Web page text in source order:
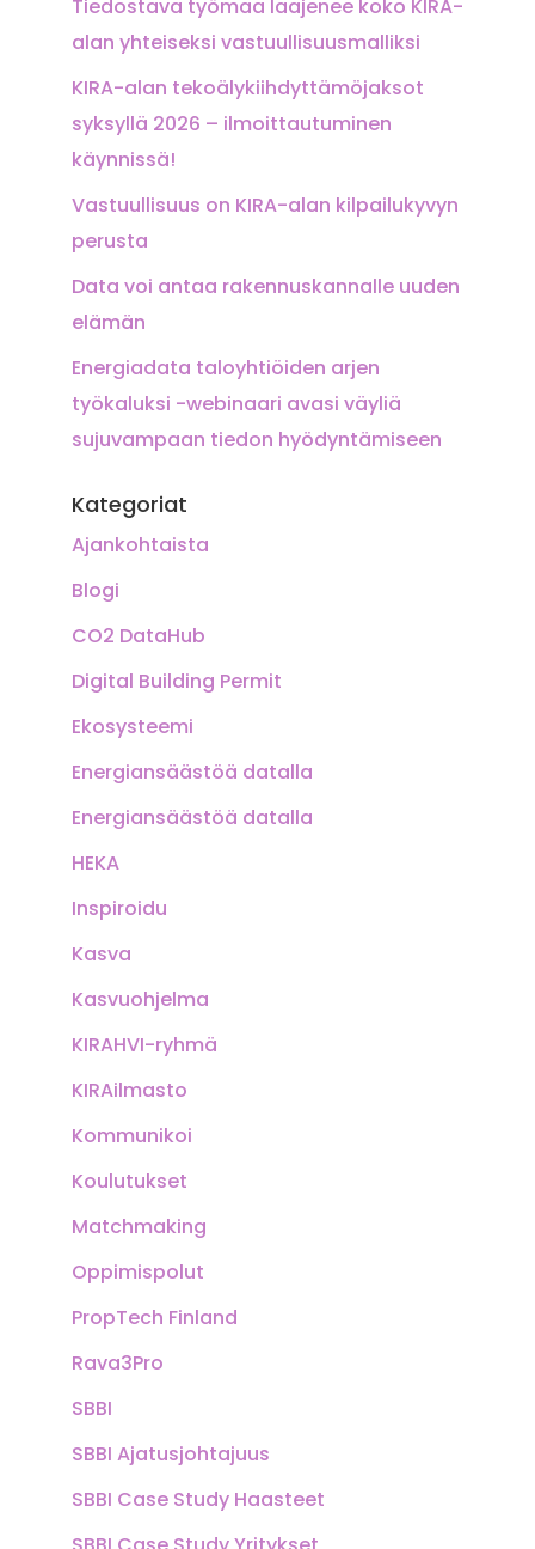
Tiedostava työmaa laajenee koko KIRA-
alan yhteiseksi vastuullisuusmalliksi
KIRA-alan tekoälykiihdyttämöjaksot
syksyllä 2026 – ilmoittautuminen
käynnissä!
Vastuullisuus on KIRA-alan kilpailukyvyn
perusta
Data voi antaa rakennuskannalle uuden
elämän
Energiadata taloyhtiöiden arjen
työkaluksi -webinaari avasi väyliä
sujuvampaan tiedon hyödyntämiseen
Kategoriat
Ajankohtaista
Blogi
CO2 DataHub
Digital Building Permit
Ekosysteemi
Energiansäästöä datalla
Energiansäästöä datalla
HEKA
Inspiroidu
Kasva
Kasvuohjelma
KIRAHVI-ryhmä
KIRAilmasto
Kommunikoi
Koulutukset
Matchmaking
Oppimispolut
PropTech Finland
Rava3Pro
SBBI
SBBI Ajatusjohtajuus
SBBI Case Study Haasteet